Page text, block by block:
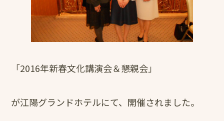
「2016年新春文化講演会＆懇親会」
が江陽グランドホテルにて、開催されました。